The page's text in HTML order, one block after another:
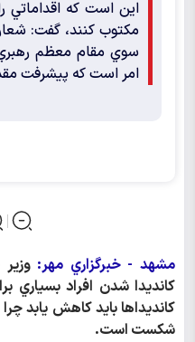
اين است كه اقداماتي
مكتوب كنند، گفت:
سوي مقام معظم
امر است كه پيشرفت
مشهد - خبرگزاري مهر:
كانديدا شدن افراد
كانديداها بايد كاهش يابد
شكست است.